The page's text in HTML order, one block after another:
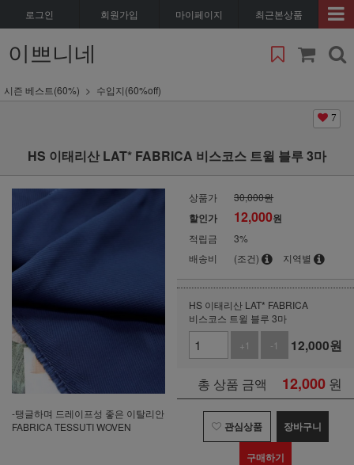
로그인 회원가입 마이페이지 최근본상품
이쁘니네
시즌 베스트(60%) 수입지(60%off)
7
HS 이태리산 LAT* FABRICA 비스코스 트윌 블루 3마
-탱글하며 드레이프성 좋은 이탈리안
FABRICA TESSUTI WOVEN
상품가 30,000원
할인가 12,000원
적립금
3%
배송비
(조건) 지역별
HS 이태리산 LAT* FABRICA
비스코스 트윌 블루 3마
+1
-1 12,000원
총 상품 금액 12,000 원
관심상품 장바구니
구매하기